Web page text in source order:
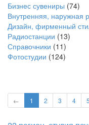
Бизнес сувениры (74)
Внутренняя, наружная
Дизайн, фирменный
Радиостанции (13)
Справочники (11)
Фотостудии (124)
← 1 2 3 4 5